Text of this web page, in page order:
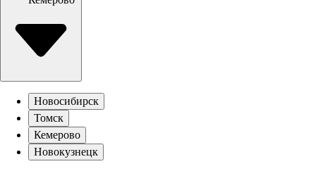
Новосибирск
Томск
Кемерово
Новокузнецк